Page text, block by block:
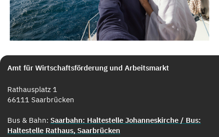
Amt für Wirtschaftsförderung und Arbeitsmarkt
Rathausplatz 1
66111 Saarbrücken
Bus & Bahn: Saarbahn: Haltestelle Johanneskirche / Bus:
Haltestelle Rathaus, Saarbrücken